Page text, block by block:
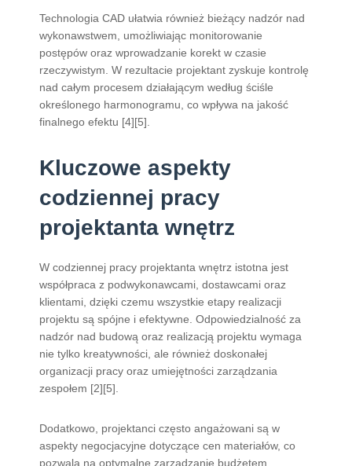
Technologia CAD ułatwia również bieżący nadzór nad
wykonawstwem, umożliwiając monitorowanie
postępów oraz wprowadzanie korekt w czasie
rzeczywistym. W rezultacie projektant zyskuje kontrolę
nad całym procesem działającym według ściśle
określonego harmonogramu, co wpływa na jakość
finalnego efektu [4][5].
Kluczowe aspekty
codziennej pracy
projektanta wnętrz
W codziennej pracy projektanta wnętrz istotna jest
współpraca z podwykonawcami, dostawcami oraz
klientami, dzięki czemu wszystkie etapy realizacji
projektu są spójne i efektywne. Odpowiedzialność za
nadzór nad budową oraz realizacją projektu wymaga
nie tylko kreatywności, ale również doskonałej
organizacji pracy oraz umiejętności zarządzania
zespołem [2][5].
Dodatkowo, projektanci często angażowani są w
aspekty negocjacyjne dotyczące cen materiałów, co
pozwala na optymalne zarządzanie budżetem